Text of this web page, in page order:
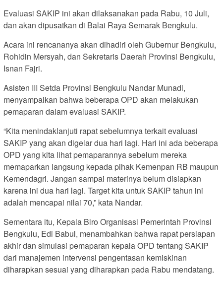
Evaluasi SAKIP ini akan dilaksanakan pada Rabu, 10 Juli,
dan akan dipusatkan di Balai Raya Semarak Bengkulu.
Acara ini rencananya akan dihadiri oleh Gubernur Bengkulu,
Rohidin Mersyah, dan Sekretaris Daerah Provinsi Bengkulu,
Isnan Fajri.
Asisten III Setda Provinsi Bengkulu Nandar Munadi,
menyampaikan bahwa beberapa OPD akan melakukan
pemaparan dalam evaluasi SAKIP.
“Kita menindaklanjuti rapat sebelumnya terkait evaluasi
SAKIP yang akan digelar dua hari lagi. Hari ini ada beberapa
OPD yang kita lihat pemaparannya sebelum mereka
memaparkan langsung kepada pihak Kemenpan RB maupun
Kemendagri. Jangan sampai materinya belum disiapkan
karena ini dua hari lagi. Target kita untuk SAKIP tahun ini
adalah mencapai nilai 70,” kata Nandar.
Sementara itu, Kepala Biro Organisasi Pemerintah Provinsi
Bengkulu, Edi Babul, menambahkan bahwa rapat persiapan
akhir dan simulasi pemaparan kepala OPD tentang SAKIP
dari manajemen intervensi pengentasan kemiskinan
diharapkan sesuai yang diharapkan pada Rabu mendatang.